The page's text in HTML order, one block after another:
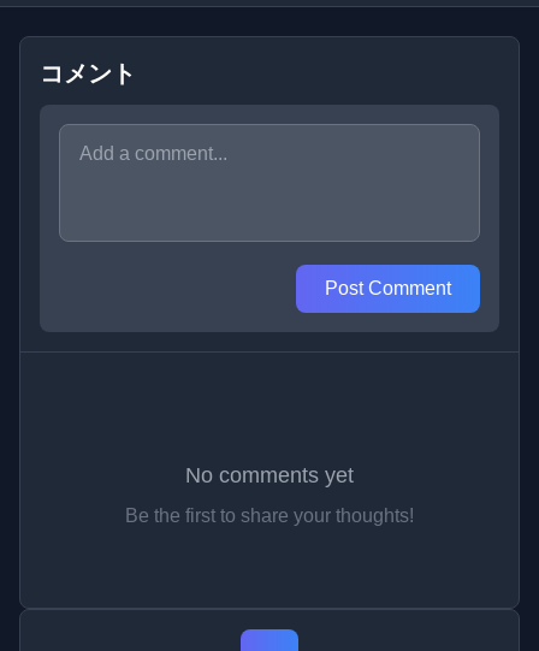
コメント
Post Comment
No comments yet
Be the first to share your thoughts!